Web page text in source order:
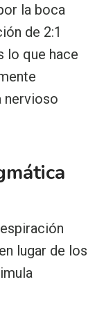
la boca
de 2:1
lo que hace
nervioso
lugar de los